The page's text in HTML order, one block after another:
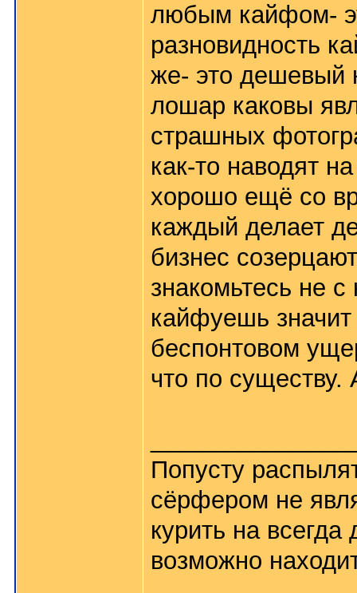
любым кайфом-
разновидность
же- это дешевый
лошар каковы
страшных
как-то наводят
хорошо ещё со
каждый делает
бизнес
знакомьтесь не
кайфуешь
беспонтовом
что по существу.
Попусту
сёрфером не
курить на
возможно